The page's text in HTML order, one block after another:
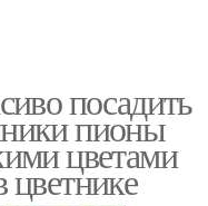
посадить
пионы
цветами